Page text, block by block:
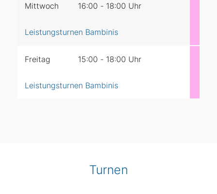
Mittwoch 16:00 - 18:00 Uhr
Leistungsturnen Bambinis
Freitag 15:00 - 18:00 Uhr
Leistungsturnen Bambinis
Turnen